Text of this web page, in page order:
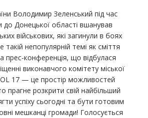
Володимир Зеленський під час
до Донецької області вшанував
військових, які загинули в боях
такій непопулярній темі як сміття
прес-конференція, що відбулася
виконавчого комітету міської
17 — це простір можливостей
прагне розкрити свій найбільший
успіху сьогодні та бути готовим
мешканці громади! Голосується